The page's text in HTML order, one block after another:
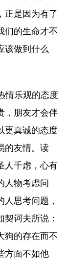
正是因为有了
们的生命才不
该做到什么
情乐观的态度
，朋友才会伴
更真诚的态度
的友情。读
人千虑，心有
人物考虑问
思考问题，
诃夫所说：
狗的存在而不
方面不如他